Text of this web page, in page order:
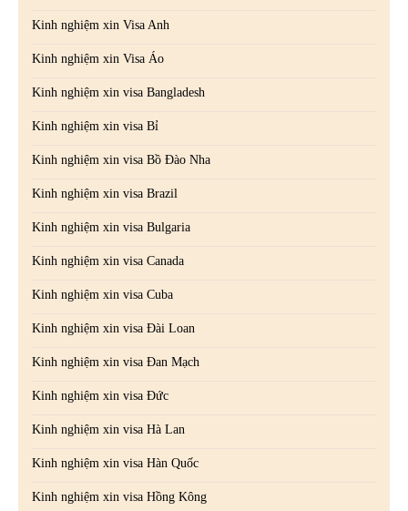
Kinh nghiệm xin Visa Anh
Kinh nghiệm xin Visa Áo
Kinh nghiệm xin visa Bangladesh
Kinh nghiệm xin visa Bỉ
Kinh nghiệm xin visa Bồ Đào Nha
Kinh nghiệm xin visa Brazil
Kinh nghiệm xin visa Bulgaria
Kinh nghiệm xin visa Canada
Kinh nghiệm xin visa Cuba
Kinh nghiệm xin visa Đài Loan
Kinh nghiệm xin visa Đan Mạch
Kinh nghiệm xin visa Đức
Kinh nghiệm xin visa Hà Lan
Kinh nghiệm xin visa Hàn Quốc
Kinh nghiệm xin visa Hồng Kông